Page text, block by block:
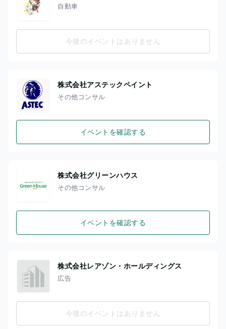
自動車
今後のイベントはありません
株式会社アステックペイント
その他コンサル
イベントを確認する
株式会社グリーンハウス
その他コンサル
イベントを確認する
株式会社レアゾン・ホールディングス
広告
今後のイベントはありません